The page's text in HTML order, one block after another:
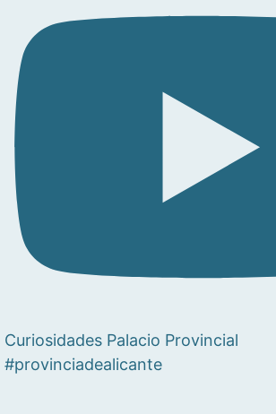
Curiosidades Palacio Provincial
#provinciadealicante